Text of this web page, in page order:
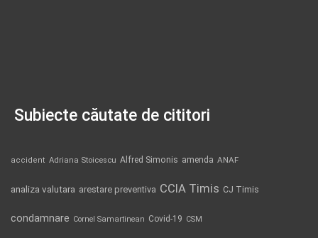
Subiecte căutate de cititori
accident Adriana Stoicescu Alfred Simonis amenda ANAF
analiza valutara arestare preventiva CCIA Timis CJ Timis
condamnare Cornel Samartinean Covid-19 CSM